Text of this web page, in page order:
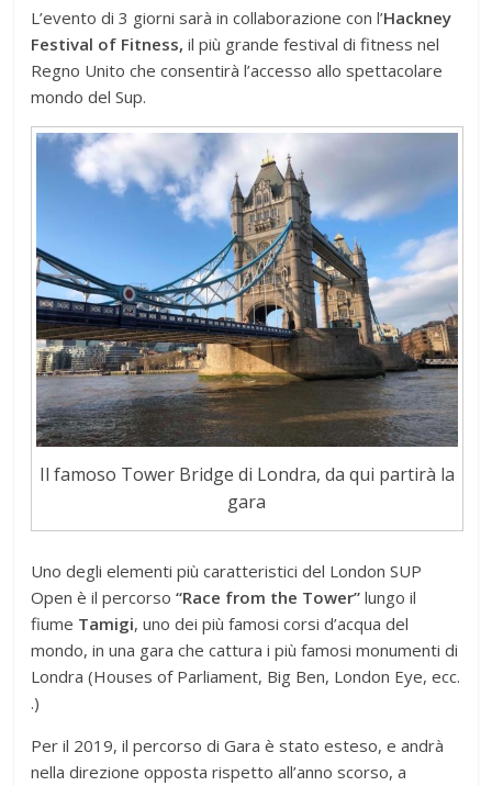
L’evento di 3 giorni sarà in collaborazione con l’Hackney
Festival of Fitness,il più grande festival di fitness nel
Regno Unito che consentirà l’accesso allo spettacolare
mondo del Sup.
Il famoso Tower Bridge di Londra, da qui partirà la
gara
Uno degli elementi più caratteristici del London SUP
Open è il percorso“Race from the Tower”lungo il
fiume Tamigi, uno dei più famosi corsi d’acqua del
mondo, in una gara che cattura i più famosi monumenti di
Londra (Houses of Parliament, Big Ben, London Eye, ecc.
.)
Per il 2019, il percorso di Gara è stato esteso, e andrà
nella direzione opposta rispetto all’anno scorso, a